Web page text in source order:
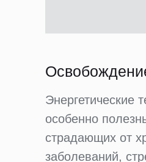
Энергетические
особенно
страдающих от
заболеваний,